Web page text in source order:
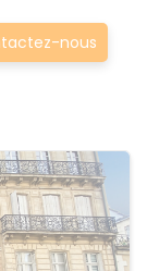
nombre de
terrains
nous